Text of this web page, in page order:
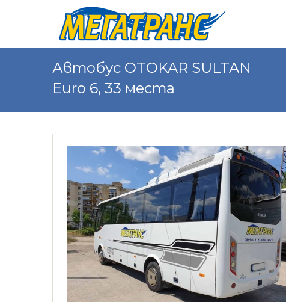
Автобус OTOKAR SULTAN
Euro 6, 33 места